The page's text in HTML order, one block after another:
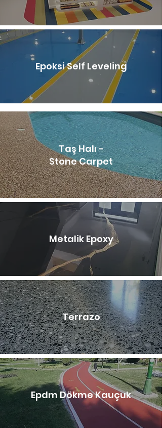
Epoksi Self Leveling
Taş Halı -
Stone Carpet
Metalik Epoxy
Terrazo
Epdm Dökme Kauçuk